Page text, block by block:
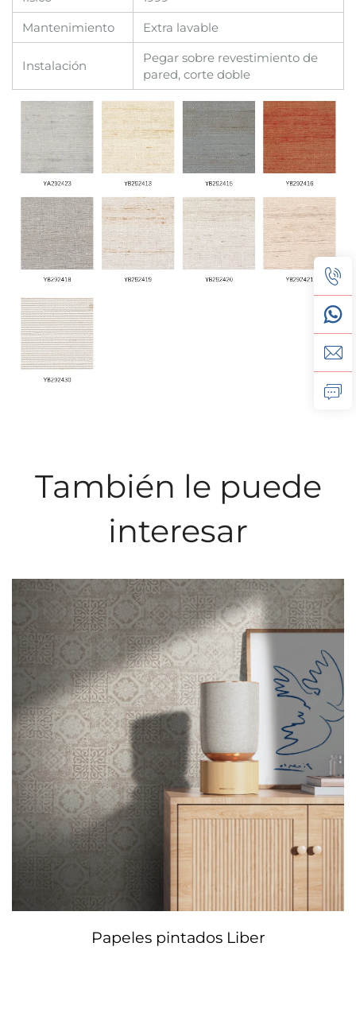
Mantenimiento
Extra lavable
Instalación
Pegar sobre revestimiento de
pared, corte doble
También le puede
interesar
Papeles pintados Liber